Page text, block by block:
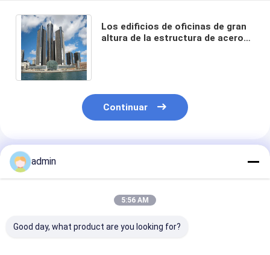
Los edificios de oficinas de gran
altura de la estructura de acero
Continuar
Productos Recomendados
admin
5:56 AM
Good day, what product are you looking for?